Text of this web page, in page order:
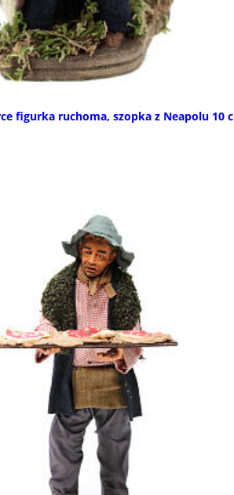
figurka ruchoma, szopka z Neapolu 10